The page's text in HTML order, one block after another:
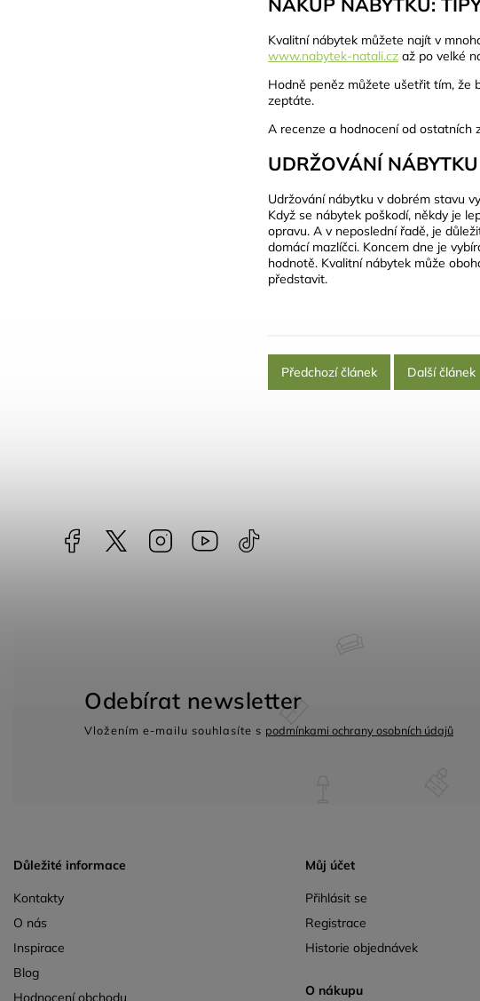
NÁKUP NÁBYTKU:
Kvalitní nábytek můžete najít v
www.nabytek-natali.cz až po velké
Hodně peněz můžete ušetřit tím, že
zeptáte.
A recenze a hodnocení od ostatních
UDRŽOVÁNÍ
Udržování nábytku v dobrém stavu
Když se nábytek poškodí, někdy je
opravu. A v neposlední řadě, je
domácí mazlíčci. Koncem dne je
hodnotě. Kvalitní nábytek může
představit.
Předchozí článek Další článek
Facebook NataliNabytek
InstagramYouTube
Důležité informace
Kontakty
O nás
Inspirace
Blog
Hodnocení obchodu
Můj účet
Přihlásit se
Registrace
Historie objednávek
O nákupu
Odebírat newsletter
Vložením e-mailu souhlasíte s podmínkami ochrany osobních údajů